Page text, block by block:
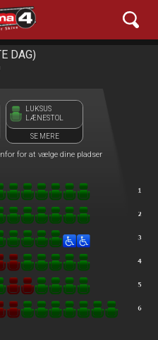
DAG)
LUKSUS
LÆNESTOL
SE MERE
for at vælge dine pladser
034503